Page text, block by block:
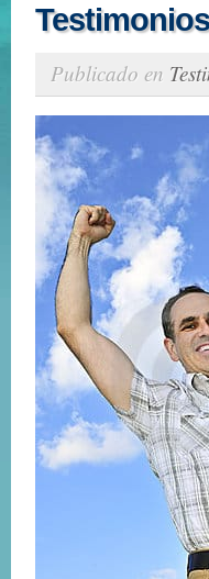
Publicado en